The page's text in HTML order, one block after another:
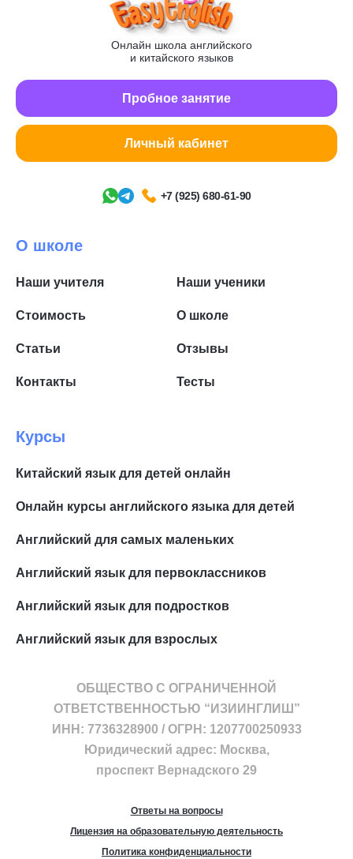
Онлайн школа английского
и китайского языков
Пробное занятие
Личный кабинет
+7 (925) 680-61-90
О школе
Наши учителя Наши ученики
Стоимость О школе
Статьи Отзывы
Контакты Тесты
Курсы
Китайский язык для детей онлайн
Онлайн курсы английского языка для детей
Английский для самых маленьких
Английский язык для первоклассников
Английский язык для подростков
Английский язык для взрослых
ОБЩЕСТВО С ОГРАНИЧЕННОЙ
ОТВЕТСТВЕННОСТЬЮ “ИЗИИНГЛИШ”
ИНН: 7736328900 / ОГРН: 1207700250933
Юридический адрес: Москва,
проспект Вернадского 29
Ответы на вопросы
Лицензия на образовательную деятельность
Политика конфиденциальности